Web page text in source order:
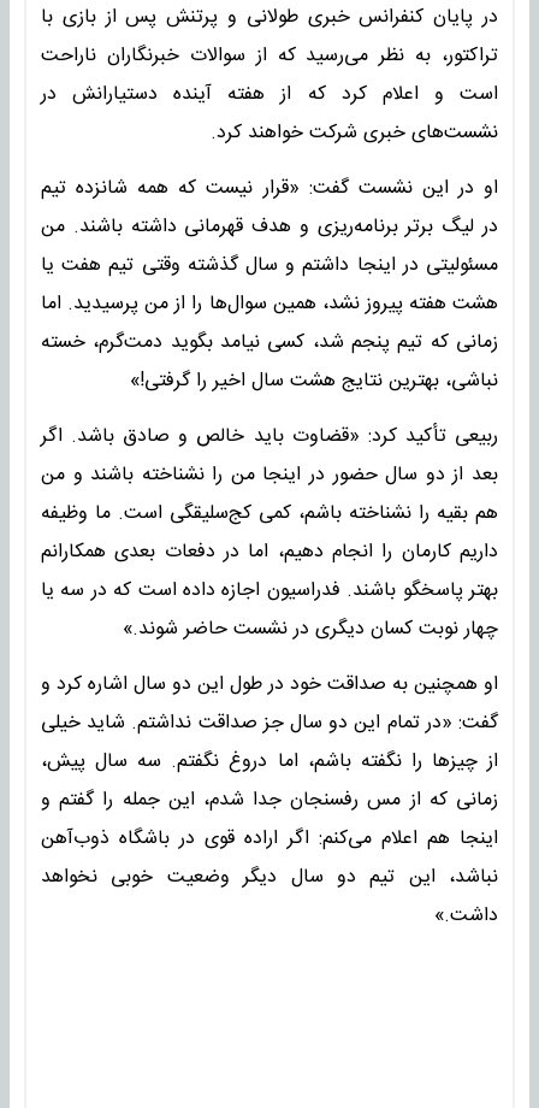
در پایان کنفرانس خبری طولانی و پرتنش پس از بازی با
تراکتور، به نظر می‌رسید که از سوالات خبرنگاران ناراحت
است و اعلام کرد که از هفته آینده دستیارانش در
نشست‌های خبری شرکت خواهند کرد.
او در این نشست گفت: «قرار نیست که همه شانزده تیم
در لیگ برتر برنامه‌ریزی و هدف قهرمانی داشته باشند. من
مسئولیتی در اینجا داشتم و سال گذشته وقتی تیم هفت یا
هشت هفته پیروز نشد، همین سوال‌ها را از من پرسیدید. اما
زمانی که تیم پنجم شد، کسی نیامد بگوید دمت‌گرم، خسته
نباشی، بهترین نتایج هشت سال اخیر را گرفتی!»
ربیعی تأکید کرد: «قضاوت باید خالص و صادق باشد. اگر
بعد از دو سال حضور در اینجا من را نشناخته باشند و من
هم بقیه را نشناخته باشم، کمی کج‌سلیقگی است. ما وظیفه
داریم کارمان را انجام دهیم، اما در دفعات بعدی همکارانم
بهتر پاسخگو باشند. فدراسیون اجازه داده است که در سه یا
چهار نوبت کسان دیگری در نشست حاضر شوند.»
او همچنین به صداقت خود در طول این دو سال اشاره کرد و
گفت: «در تمام این دو سال جز صداقت نداشتم. شاید خیلی
از چیزها را نگفته باشم، اما دروغ نگفتم. سه سال پیش،
زمانی که از مس رفسنجان جدا شدم، این جمله را گفتم و
اینجا هم اعلام می‌کنم: اگر اراده قوی در باشگاه ذوب‌آهن
نباشد، این تیم دو سال دیگر وضعیت خوبی نخواهد
داشت.»